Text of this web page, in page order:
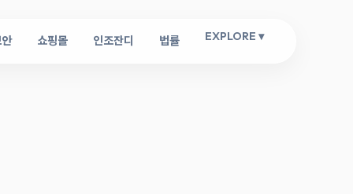
쇼핑몰 인조잔디 법률 EXPLORE ▾